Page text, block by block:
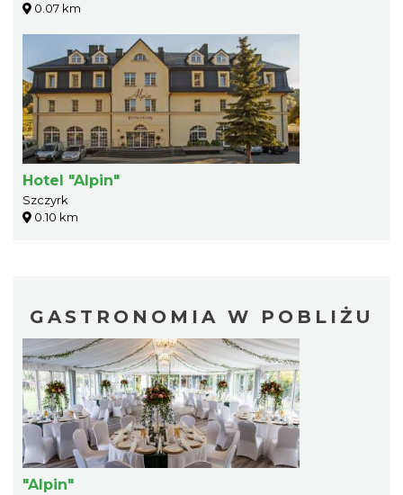
0.07 km
Hotel "Alpin"
Szczyrk
0.10 km
GASTRONOMIA W POBLIŻU
"Alpin"